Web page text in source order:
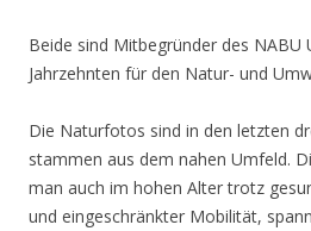
Beide sind Mitbegründer des NABU
Jahrzehnten für den Natur- und
Die Naturfotos sind in den letzten
stammen aus dem nahen Umfeld.
man auch im hohen Alter trotz
und eingeschränkter Mobilität,